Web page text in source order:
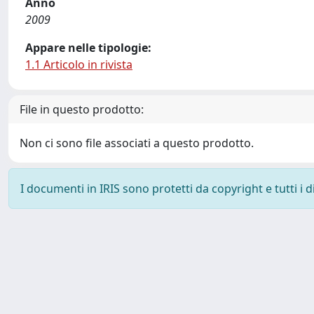
2009
Appare nelle tipologie:
1.1 Articolo in rivista
File in questo prodotto:
Non ci sono file associati a questo prodotto.
I documenti in IRIS sono protetti da copyright e tutti i